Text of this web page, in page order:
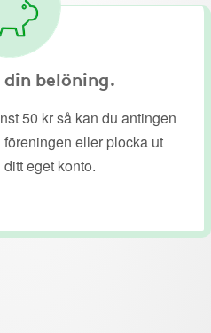
belöning.
50 kr så kan du antingen
eller plocka ut
eget konto.